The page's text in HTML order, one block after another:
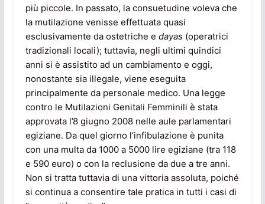
più piccole. In passato, la consuetudine voleva che
la mutilazione venisse effettuata quasi
esclusivamente da ostetriche e dayas(operatrici
tradizionali locali); tuttavia, negli ultimi quindici
anni si è assistito ad un cambiamento e oggi,
nonostante sia illegale, viene eseguita
principalmente da personale medico. Una legge
contro le Mutilazioni Genitali Femminili è stata
approvata l’8 giugno 2008 nelle aule parlamentari
egiziane. Da quel giorno l’infibulazione è punita
con una multa da 1000 a 5000 lire egiziane (tra 118
e 590 euro) o con la reclusione da due a tre anni.
Non si tratta tuttavia di una vittoria assoluta, poiché
si continua a consentire tale pratica in tutti i casi di